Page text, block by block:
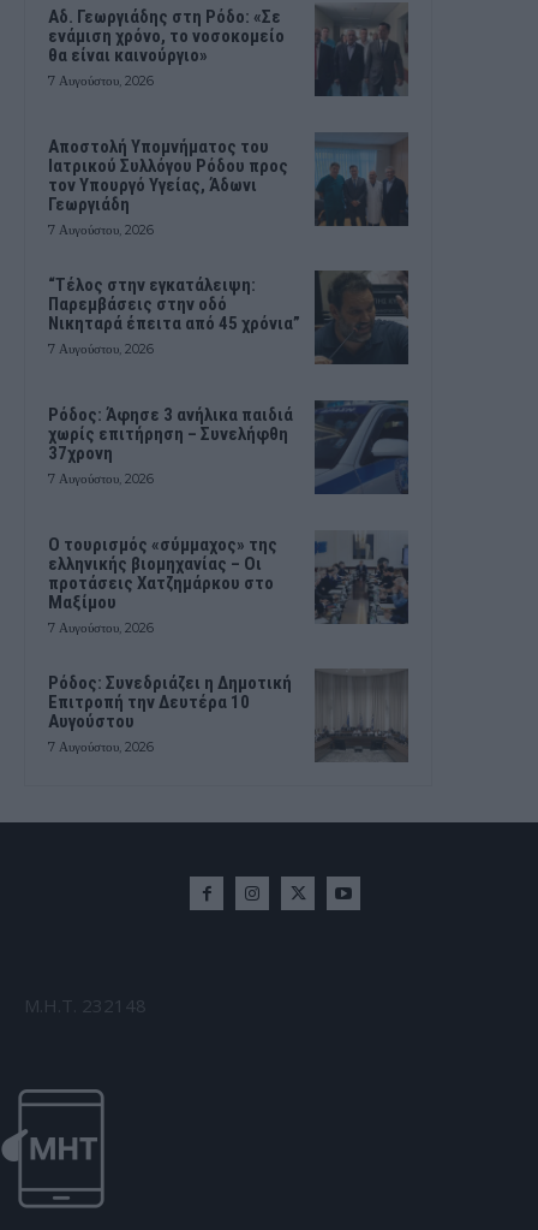
Αδ. Γεωργιάδης στη Ρόδο: «Σε
ενάμιση χρόνο, το νοσοκομείο
θα είναι καινούργιο»
7 Αυγούστου, 2026
Αποστολή Υπομνήματος του
Ιατρικού Συλλόγου Ρόδου προς
τον Υπουργό Υγείας, Άδωνι
Γεωργιάδη
7 Αυγούστου, 2026
“Τέλος στην εγκατάλειψη:
Παρεμβάσεις στην οδό
Νικηταρά έπειτα από 45 χρόνια”
7 Αυγούστου, 2026
Ρόδος: Άφησε 3 ανήλικα παιδιά
χωρίς επιτήρηση – Συνελήφθη
37χρονη
7 Αυγούστου, 2026
Ο τουρισμός «σύμμαχος» της
ελληνικής βιομηχανίας – Οι
προτάσεις Χατζημάρκου στο
Μαξίμου
7 Αυγούστου, 2026
Ρόδος: Συνεδριάζει η Δημοτική
Επιτροπή την Δευτέρα 10
Αυγούστου
7 Αυγούστου, 2026
Μ.Η.Τ. 232148